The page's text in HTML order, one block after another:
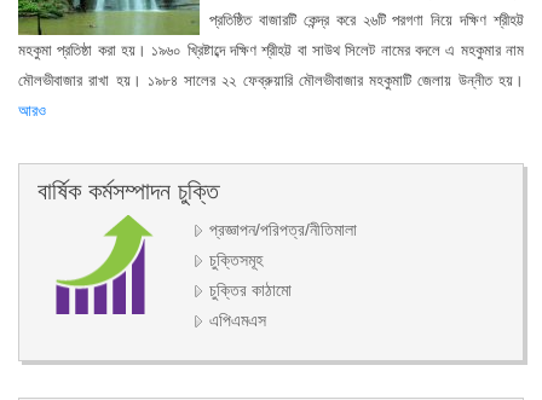
প্রতিষ্ঠিত বাজারটি কেন্দ্র করে ২৬টি পরগণা নিয়ে দক্ষিণ শ্রীহট্ট
মহকুমা প্রতিষ্ঠা করা হয়। ১৯৬০ খ্রিষ্টাব্দে দক্ষিণ শ্রীহট্ট বা সাউথ সিলেট নামের বদলে এ মহকুমার নাম
মৌলভীবাজার রাখা হয়। ১৯৮৪ সালের ২২ ফেব্রুয়ারি মৌলভীবাজার মহকুমাটি জেলায় উন্নীত হয়।
আরও
বার্ষিক কর্মসম্পাদন চুক্তি
প্রজ্ঞাপন/পরিপত্র/নীতিমালা
চুক্তিসমূহ
চুক্তির কাঠামো
এপিএমএস